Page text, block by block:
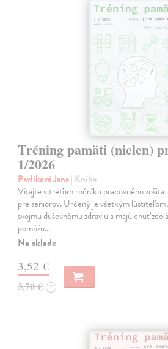
Tréning pamäti (nielen)
1/2026
Pavlíková Jana| Kniha
Vitajte v treťom ročníku pracovného zošita
pre seniorov. Určený je všetkým
svojmu duševnému zdraviu a majú chuť
pomôžu…
Na sklade
3,52 €
3,70 € ?